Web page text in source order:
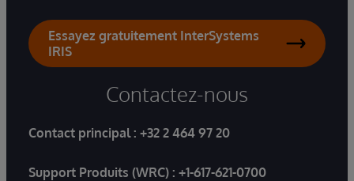
Essayez gratuitement InterSystems
IRIS
Contactez-nous
Contact principal : +32 2 464 97 20
Support Produits (WRC) : +1-617-621-0700